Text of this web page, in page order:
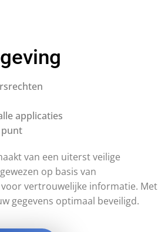
applicaties
punt
van een uiterst veilige
op basis van
vertrouwelijke informatie. Met
gegevens optimaal beveiligd.